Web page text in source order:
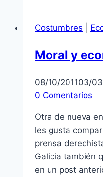
en
oda
Alan
García
Costumbres
Moral y
08/10/201103/
0 Comentarios
Otra de nueva
les gusta
prensa
Galicia también
en un post